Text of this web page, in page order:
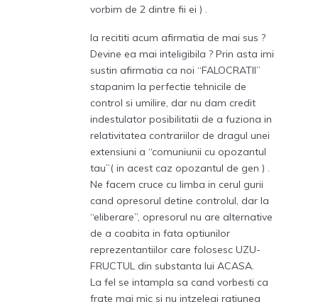
vorbim de 2 dintre fii ei ) .
Ia recititi acum afirmatia de mai sus ?
Devine ea mai inteligibila ? Prin asta imi
sustin afirmatia ca noi “FALOCRATII”
stapanim la perfectie tehnicile de
control si umilire, dar nu dam credit
indestulator posibilitatii de a fuziona in
relativitatea contrariilor de dragul unei
extensiuni a “comuniunii cu opozantul
tau”( in acest caz opozantul de gen ) .
Ne facem cruce cu limba in cerul gurii
cand opresorul detine controlul, dar la
“eliberare”, opresorul nu are alternative
de a coabita in fata optiunilor
reprezentantiilor care folosesc UZU-
FRUCTUL din substanta lui ACASA.
La fel se intampla sa cand vorbesti ca
frate mai mic si nu intzelegi ratiunea